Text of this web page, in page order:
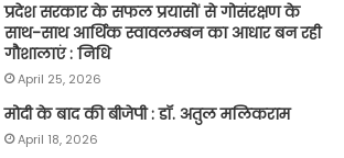
प्रदेश सरकार के सफल प्रयासों से गोसंरक्षण के
साथ-साथ आर्थिक स्वावलम्बन का आधार बन रही
गौशालाएं : निधि
April 25, 2026
मोदी के बाद की बीजेपी : डॉ. अतुल मलिकराम
April 18, 2026